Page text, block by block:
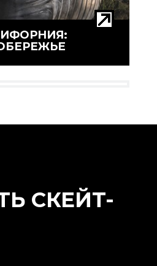
СКЕЙТ-